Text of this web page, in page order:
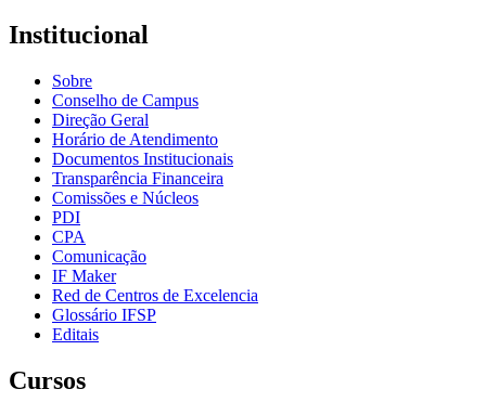
Institucional
Sobre
Conselho de Campus
Direção Geral
Horário de Atendimento
Documentos Institucionais
Transparência Financeira
Comissões e Núcleos
PDI
CPA
Comunicação
IF Maker
Red de Centros de Excelencia
Glossário IFSP
Editais
Cursos